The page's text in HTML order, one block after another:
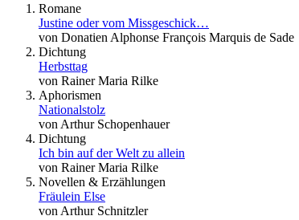
Romane
Justine oder vom Missgeschick…
von Donatien Alphonse François Marquis de Sade
Dichtung
Herbsttag
von Rainer Maria Rilke
Aphorismen
Nationalstolz
von Arthur Schopenhauer
Dichtung
Ich bin auf der Welt zu allein
von Rainer Maria Rilke
Novellen & Erzählungen
Fräulein Else
von Arthur Schnitzler